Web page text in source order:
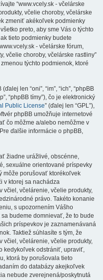
“www.vcely.sk - včelárske
včelie choroby, včelárske
zmeniť akékoľvek podmienky
preto, aby sme Vás o týchto
tieto podmienky budete
- včelárske fórum,
včelie choroby, včelárske rastliny”
týchto podmienok, ktoré
len “oni”, “im”, “ich”, “phpBB
“phpBB tímy”), čo je elektronický
Public License” (ďalej len “GPL”),
phpBB umožňuje internetové
čo môžme a/alebo nemôžme v
ďalšie informácie o phpBB,
žiadne urážlivé, obscénne,
sexuálne orientované príspevky
môže porušovať ktorékoľvek
v ktorej sa nachádza
včiel, včelárenie, včelie produkty,
právo. Takéto konanie
s upozornením Vášho
budeme domnievať, že to bude
príspevkov je zaznamenávaná
Taktiež súhlasíte s tým, že
včiel, včelárenie, včelie produkty,
kedykoľvek odstrániť, upraviť,
ktorá by porušovala tieto
do databázy akejkoľvek
nebude zverejnená/poskytnutá